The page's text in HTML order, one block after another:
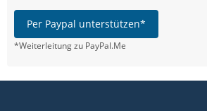
Per Paypal unterstützen*
*Weiterleitung zu PayPal.Me